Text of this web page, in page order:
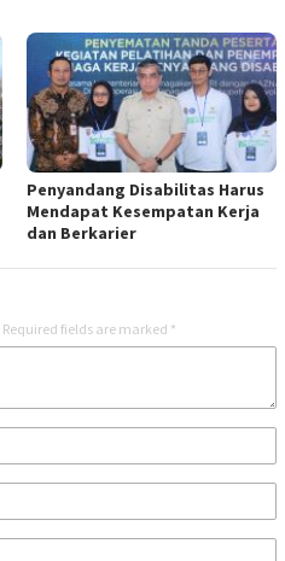
Penyandang Disabilitas Harus
Mendapat Kesempatan Kerja
dan Berkarier
Required fields are marked *